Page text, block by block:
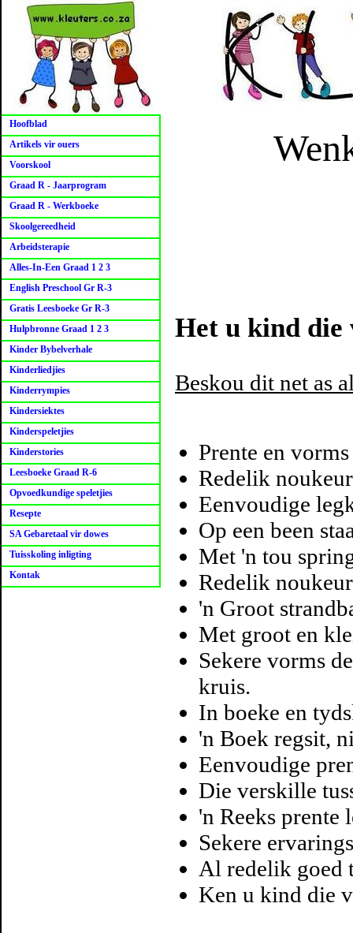
Hoofblad
Artikels vir ouers
Voorskool
Graad R - Jaarprogram
Graad R - Werkboeke
Skoolgereedheid
Arbeidsterapie
Alles-In-Een Graad 1 2 3
English Preschool Gr R-3
Gratis Leesboeke Gr R-3
Hulpbronne Graad 1 2 3
Kinder Bybelverhale
Kinderliedjies
Kinderrympies
Kindersiektes
Kinderspeletjies
Kinderstories
Leesboeke Graad R-6
Opvoedkundige speletjies
Resepte
SA Gebaretaal vir dowes
Tuisskoling inligting
Kontak
Het u kind die
Beskou dit net as
Prente en
Redelik
Eenvoudige
Op een been
Met 'n tou
Redelik
'n Groot
Met groot en
Sekere vorms
kruis.
In boeke en
'n Boek regsit,
Eenvoudige
Die verskille
'n Reeks prente
Sekere
Al redelik goed
Ken u kind die